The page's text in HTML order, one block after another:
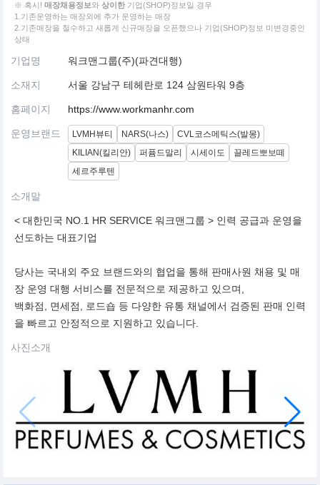
※ 혹시! 매장채용정보와 상이한 기업(SHOP)정보일 경우
1.기존운영하는 매장외에 추가 운영하는 매장
2.기존매장을 철수하고 새롭게 신규매장을 오픈했으나 기업(SHOP)정보 미변경중인
상태
기업명 워크맨그룹(주)(파견대행)
소재지 서울 강남구 테헤란로 124 삼원타워 9층
홈페이지 https://www.workmanhr.com
운영브랜드 LVMH뷰티 NARS(나스)
CVL코스메틱스(발몽)
KILIAN(킬리안)
퍼퓸드말리 시세이도
끌레드뽀보떼
세르주루텐
소개말
< 대한민국 NO.1 HR SERVICE 워크맨그룹 > 인력 공급과 운영을
선도하는 대표기업
당사는 국내외 주요 브랜드와의 협업을 통해 판매사원 채용 및 매
장 운영 대행 서비스를 전문적으로 제공하고 있으며,
백화점, 면세점, 로드숍 등 다양한 유통 채널에서 검증된 판매 인력
을 빠르고 안정적으로 지원하고 있습니다.
사진소개